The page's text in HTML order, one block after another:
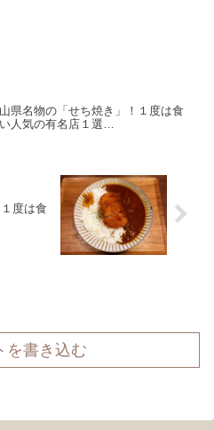
県名物の「せち焼き」！１度は食
人気の有名店１選…
度は食
を書き込む